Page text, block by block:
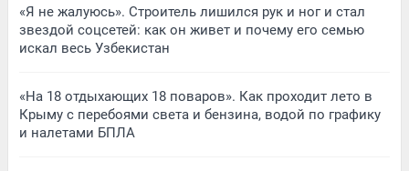
«Я не жалуюсь». Строитель лишился рук и ног и стал
звездой соцсетей: как он живет и почему его семью
искал весь Узбекистан
«На 18 отдыхающих 18 поваров». Как проходит лето в
Крыму с перебоями света и бензина, водой по графику
и налетами БПЛА